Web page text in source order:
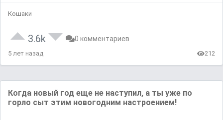
Кошаки
3.6k 0 комментариев
5 лет назад 212
Когда новый год еще не наступил, а ты уже по
горло сыт этим новогодним настроением!